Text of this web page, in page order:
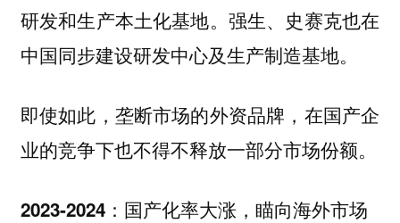
研发和生产本土化基地。强生、史赛克也在
中国同步建设研发中心及生产制造基地。
即使如此，垄断市场的外资品牌，在国产企
业的竞争下也不得不释放一部分市场份额。
2023-2024：国产化率大涨，瞄向海外市场